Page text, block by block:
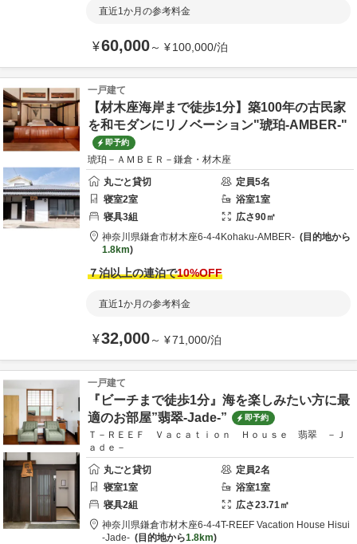
直近1か月の参考料金
¥60,000～ ¥100,000/泊
一戸建て
【材木座海岸まで徒歩1分】築100年の古民家
を和モダンにリノベーション"琥珀-AMBER-"
即予約
琥珀－ＡＭＢＥＲ－鎌倉・材木座
丸ごと貸切
定員5名
寝室2室 浴室1室
寝具3組 広さ90㎡
神奈川県鎌倉市材木座6-4-4Kohaku-AMBER-
目的地から
1.8km
７泊以上の連泊で10%OFF
直近1か月の参考料金
¥32,000～ ¥71,000/泊
一戸建て
『ビーチまで徒歩1分』海を楽しみたい方に最
適のお部屋”翡翠-Jade-”
即予約
Ｔ－ＲＥＥＦ Ｖａｃａｔｉｏｎ Ｈｏｕｓｅ 翡翠 －Ｊ
ａｄｅ－
丸ごと貸切
定員2名
寝室1室 浴室1室
寝具2組 広さ23.71㎡
神奈川県鎌倉市材木座6-4-4T-REEF Vacation House Hisui
-Jade-
目的地から1.8km